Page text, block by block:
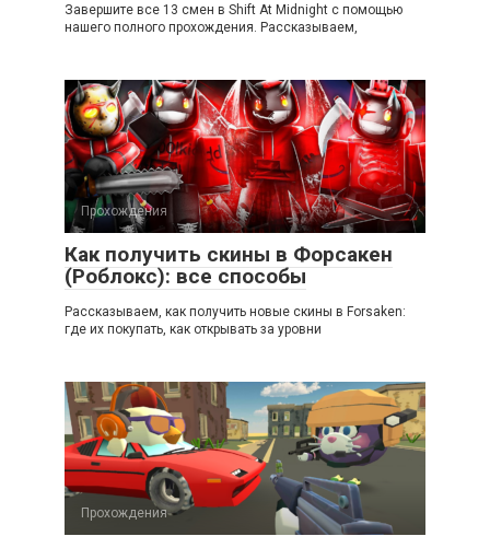
Завершите все 13 смен в Shift At Midnight с помощью
нашего полного прохождения. Рассказываем,
Прохождения
Как получить скины в Форсакен
(Роблокс): все способы
Рассказываем, как получить новые скины в Forsaken:
где их покупать, как открывать за уровни
Прохождения